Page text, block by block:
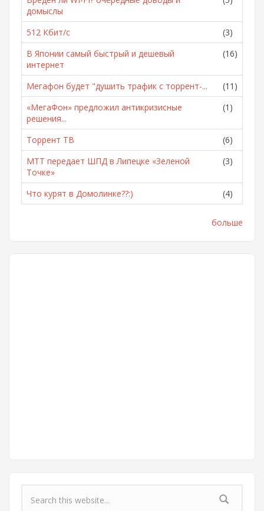
домыслы
512 Кбит/с
(3)
В Японии самый быстрый и дешевый
интернет
(16)
Мегафон будет "душить трафик с торрент-...
(11)
«МегаФон» предложил антикризисные
решения...
(1)
Торрент ТВ
(6)
МТТ передает ШПД в Липецке «Зеленой
Точке»
(3)
Что курят в Домолинке??:) (4)
больше
Форма поиска